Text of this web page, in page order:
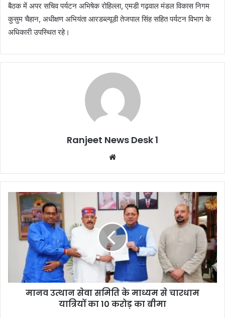
बैठक में अपर सचिव पर्यटन अभिषेक रोहिल्ला, एमडी गढ़वाल मंडल विकास निगम
कुसुम चैहान, अधीक्षण अभियंता आरडब्ल्यूडी तेजपाल सिंह सहित पर्यटन विभाग के
अधिकारी उपस्थित रहे।
Ranjeet News Desk 1
te
मानव उत्थान सेवा समिति के माध्यम से चारधाम
यात्रियों का 10 करोड़ का बीमा